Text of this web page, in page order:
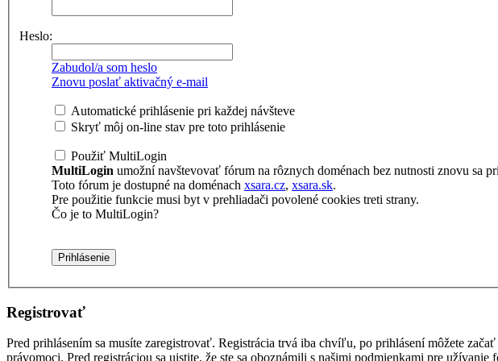
Heslo:
Zabudol/a som heslo
Znovu poslať aktivačný e-mail
Automatické prihlásenie pri každej návšteve
Skryť môj on-line stav pre toto prihlásenie
Použiť MultiLogin
MultiLogin umožní navštevovať fórum na rôznych doménach bez nutnosti znovu sa
Toto fórum je dostupné na doménach xsara.cz, xsara.sk.
Pre použitie funkcie musi byt v prehliadači povolené cookies treti strany.
Čo je to MultiLogin?
Registrovať
Pred prihlásením sa musíte zaregistrovať. Registrácia trvá iba chvíľu, po prihlásení môžete
právomoci. Pred registráciou sa uistite, že ste sa oboznámili s našimi podmienkami pre